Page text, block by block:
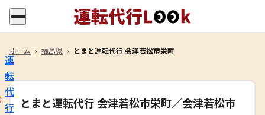
運
転
代
行
ホーム › 福島県 › とまと運転代行 会津若松市栄町
とまと運転代行 会津若松市栄町／会津若松市